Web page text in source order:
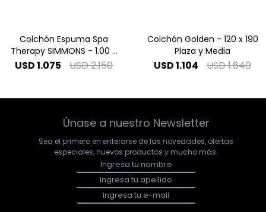
Colchón Espuma Spa
Therapy SIMMONS - 1.00 x
2.00 1 Plaza Especial
USD1.075 USD2.150
Colchón Golden - 120 x 190
Plaza y Media
USD1.104 USD1.840
Únase a nuestro Newsletter
Sea el primero en enterarse de las novedades, ofertas
especiales, nuevos productos y mucho más.